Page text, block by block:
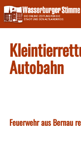
Skip
to
content
Autobahn
Feuerwehr aus Bernau